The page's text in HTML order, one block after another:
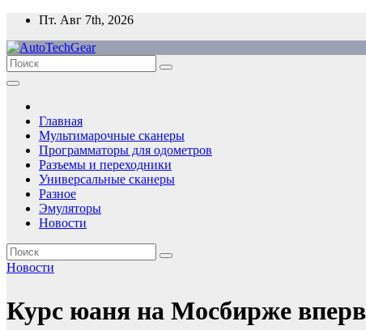
Перейти
содержимому
Пт. Авг 7th, 2026
Главная
Мультимарочные сканеры
Программаторы для одометров
Разъемы и переходники
Универсальные сканеры
Разное
Эмуляторы
Новости
Новости
Курс юаня на Мосбирже